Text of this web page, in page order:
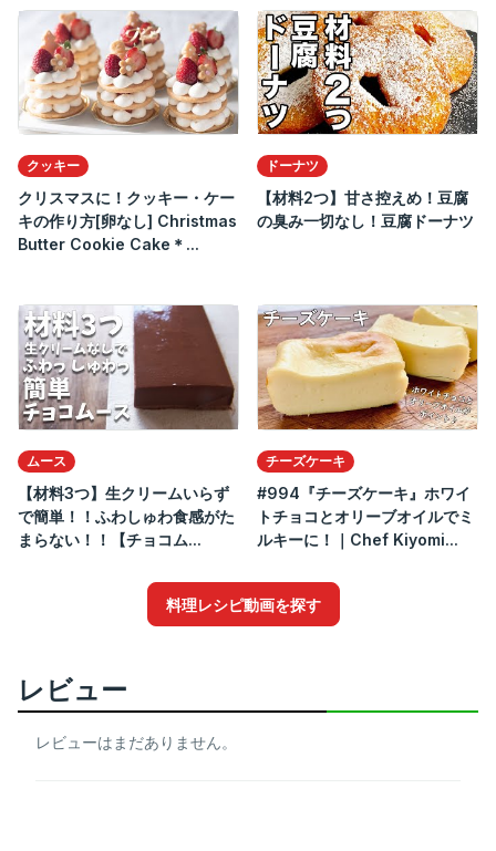
クッキー
クリスマスに！クッキー・ケー
キの作り方[卵なし] Christmas
Butter Cookie Cake＊...
ドーナツ
【材料2つ】甘さ控えめ！豆腐
の臭み一切なし！豆腐ドーナツ
ムース
【材料3つ】生クリームいらず
で簡単！！ふわしゅわ食感がた
まらない！！【チョコム...
チーズケーキ
#994『チーズケーキ』ホワイ
トチョコとオリーブオイルでミ
ルキーに！｜Chef Kiyomi...
料理レシピ動画を探す
レビュー
レビューはまだありません。